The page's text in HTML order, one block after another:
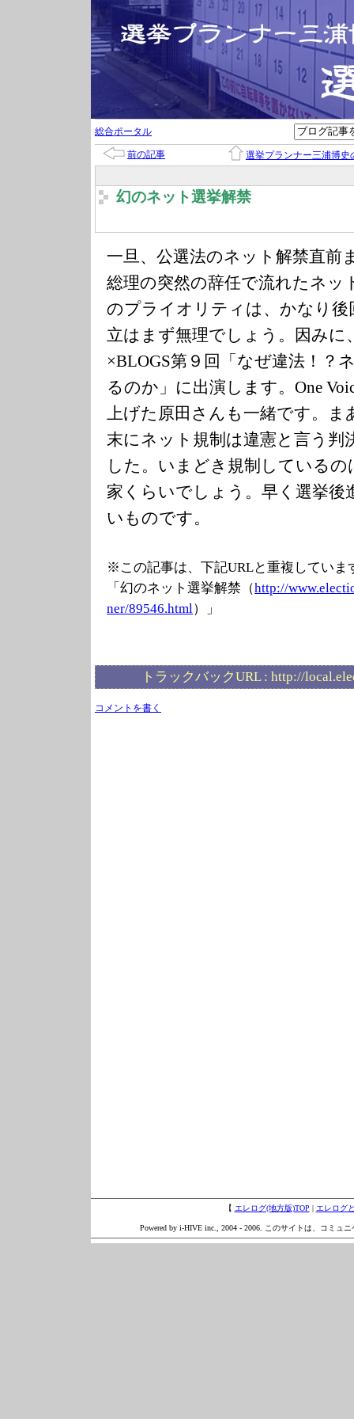
総合ポータル
前の記事 選挙プランナー三浦博史
幻のネット選挙解禁
一旦、公選法のネット解禁直前
総理の突然の辞任で流れたネッ
のプライオリティは、かなり後
立はまず無理でしょう。因みに
×BLOGS第９回「なぜ違法！？
るのか」に出演します。One
上げた原田さんも一緒です。
末にネット規制は違憲と言う判
した。いまどき規制している
家くらいでしょう。早く選挙後
いものです。
※この記事は、下記URLと重複していま
「幻のネット選挙解禁（http://www.elec
ner/89546.html ）」
トラックバックURL : http://
コメントを書く
【 エレログ(地方版)TOP | エレログ
Powered by i-HIVE inc., 2004 - 2006. このサイトは、コミュ